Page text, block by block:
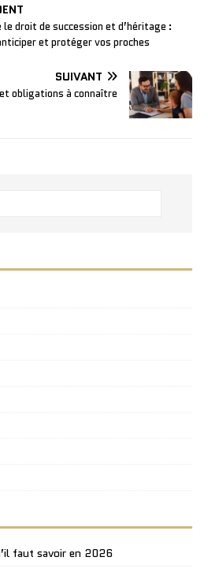
le droit de succession et d’héritage :
et protéger vos proches
SUIVANT
obligations à connaître
faut savoir en 2026